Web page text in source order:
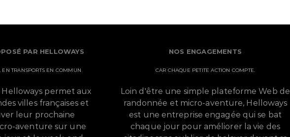
PAR HELLOWAYS
TRANSPORTS EN COMMUN
Helloways permet aux
villes françaises et
leur prochaine
aventure sur une
NOS ENGAGEMENTS
CAR CHAQUE PETITE ACTION COMPTE.
Loin d'être une simple plateforme Web de
randonnée et micro-aventure, Helloways
est une entreprise engagée qui se bat
chaque jour pour améliorer la vie des